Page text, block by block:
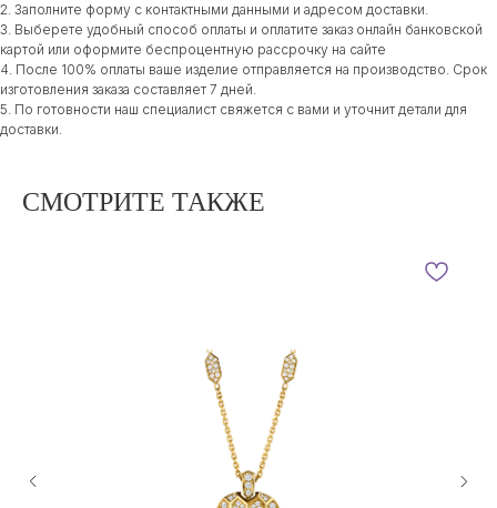
2. Заполните форму с контактными данными и адресом доставки.
3. Выберете удобный способ оплаты и оплатите заказ онлайн банковской
картой или оформите беспроцентную рассрочку на сайте
4. После 100% оплаты ваше изделие отправляется на производство. Срок
изготовления заказа составляет 7 дней.
5. По готовности наш специалист свяжется с вами и уточнит детали для
доставки.
СМОТРИТЕ ТАКЖЕ